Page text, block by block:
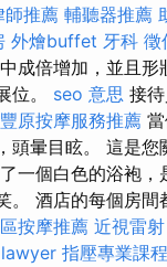
師推薦 輔聽器推薦
外燴buffet 牙科 徵
成倍增加，並且形
位。 seo 意思 接
豐原按摩服務推薦
頭暈目眩。 這是您
一個白色的浴袍，
。 酒店的每個房間
按摩推薦 近視雷射
lawyer 指壓專業課程